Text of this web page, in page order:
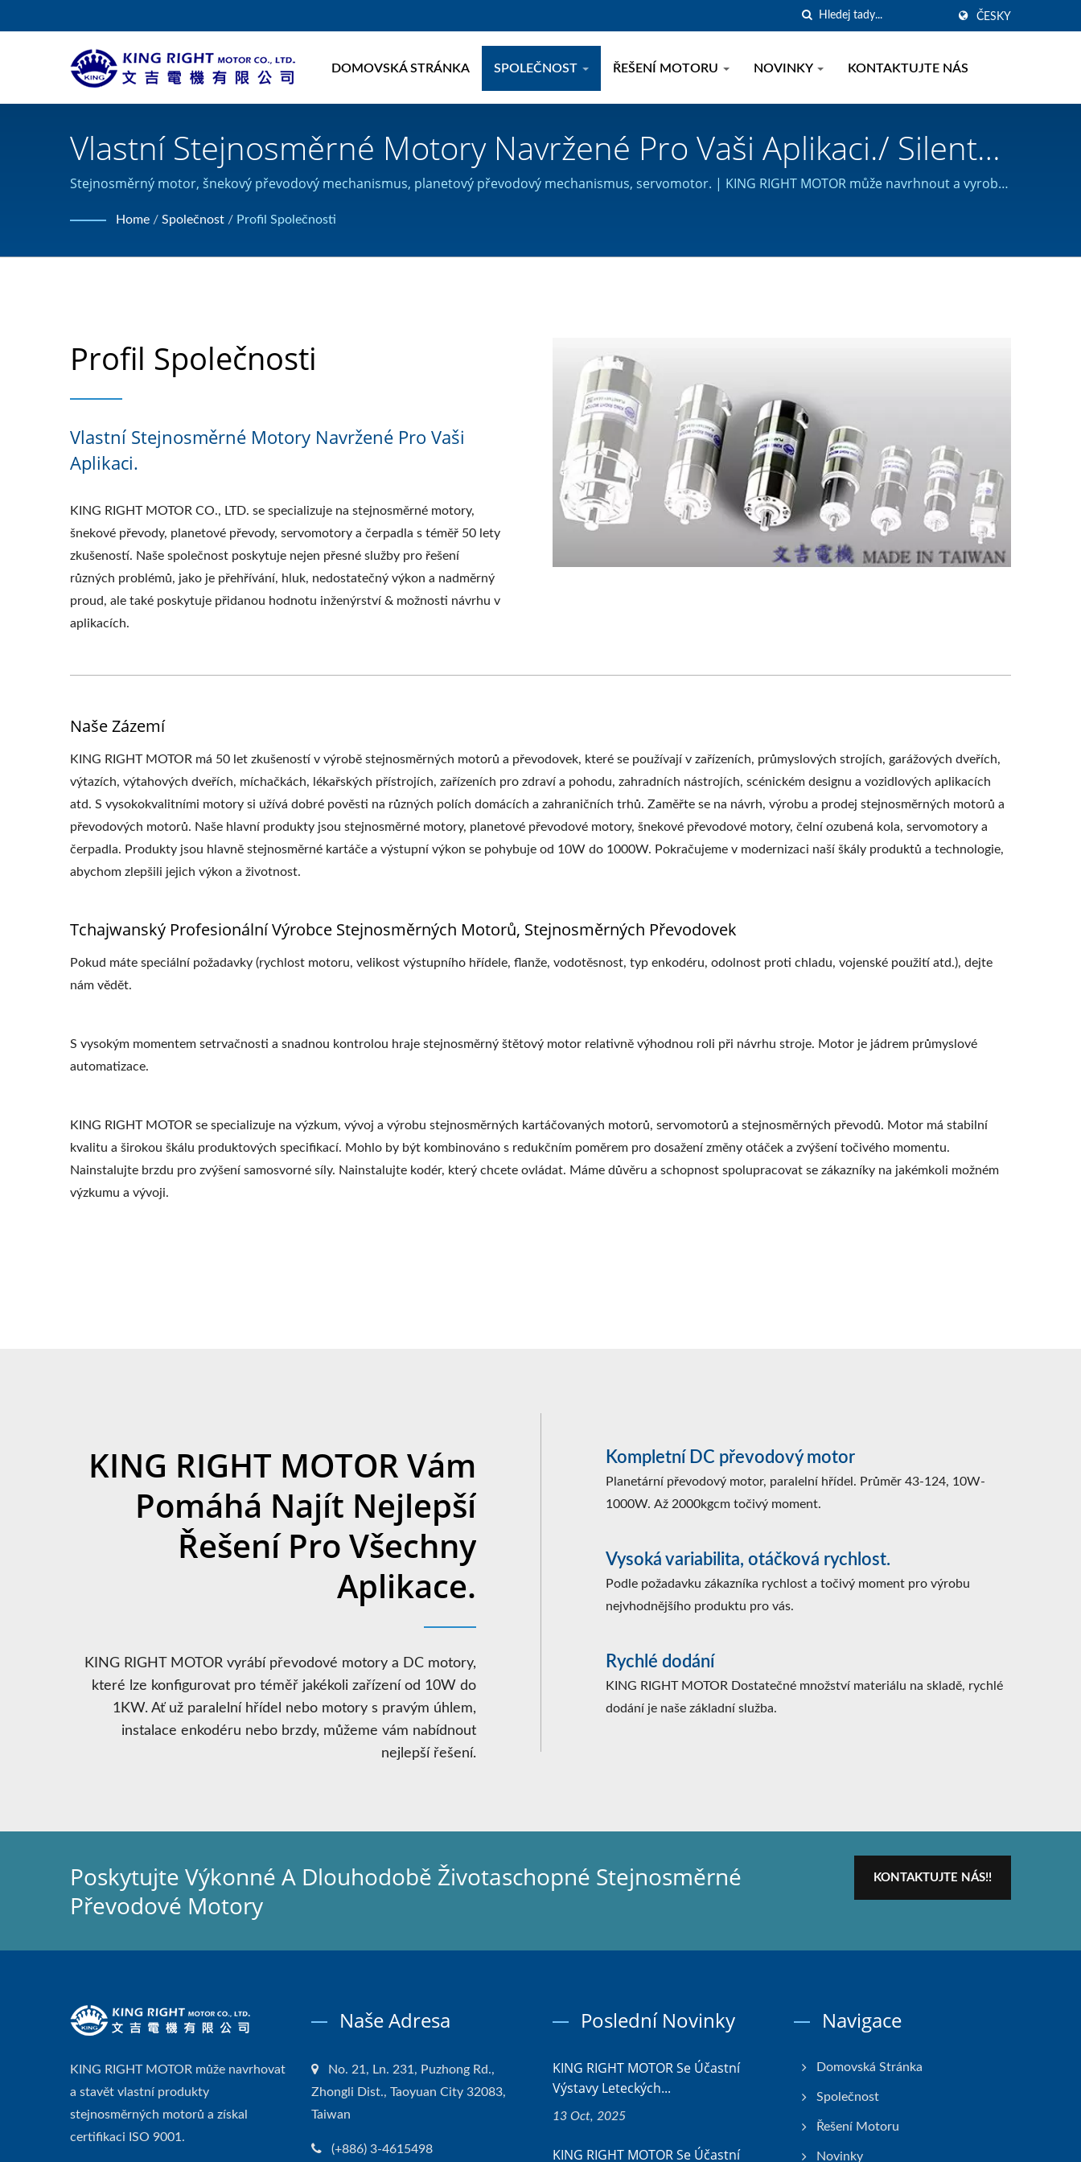
ČESKY
DOMOVSKÁ STRÁNKA SPOLEČNOST ŘEŠENÍ MOTORU NOVINKY KONTAKTUJTE NÁS
Vlastní Stejnosměrné Motory Navržené Pro Vaši Aplikaci./ Silent
Gear & Worm Gear - Výrobce Převodových Motorů | KING RIGHT
MOTOR
Stejnosměrný motor, šnekový převodový mechanismus, planetový převodový mechanismus, servomotor. | KING RIGHT MOTOR může navrhnout a vyrobit
Home / Společnost / Profil Společnosti
Profil Společnosti
Vlastní Stejnosměrné Motory Navržené Pro Vaši
Aplikaci.
KING RIGHT MOTOR CO., LTD. se specializuje na stejnosměrné motory,
šnekové převody, planetové převody, servomotory a čerpadla s téměř 50 lety
zkušeností. Naše společnost poskytuje nejen přesné služby pro řešení
různých problémů, jako je přehřívání, hluk, nedostatečný výkon a nadměrný
proud, ale také poskytuje přidanou hodnotu inženýrství & možnosti návrhu v
aplikacích.
Naše Zázemí
KING RIGHT MOTOR má 50 let zkušeností v výrobě stejnosměrných motorů a převodovek, které se používají v zařízeních, průmyslových strojích, garážových dveřích,
výtazích, výtahových dveřích, míchačkách, lékařských přístrojích, zařízeních pro zdraví a pohodu, zahradních nástrojích, scénickém designu a vozidlových aplikacích
atd. S vysokokvalitními motory si užívá dobré pověsti na různých polích domácích a zahraničních trhů. Zaměřte se na návrh, výrobu a prodej stejnosměrných motorů a
převodových motorů. Naše hlavní produkty jsou stejnosměrné motory, planetové převodové motory, šnekové převodové motory, čelní ozubená kola, servomotory a
čerpadla. Produkty jsou hlavně stejnosměrné kartáče a výstupní výkon se pohybuje od 10W do 1000W. Pokračujeme v modernizaci naší škály produktů a technologie,
abychom zlepšili jejich výkon a životnost.
Tchajwanský Profesionální Výrobce Stejnosměrných Motorů, Stejnosměrných Převodovek
Pokud máte speciální požadavky (rychlost motoru, velikost výstupního hřídele, flanže, vodotěsnost, typ enkodéru, odolnost proti chladu, vojenské použití atd.), dejte
nám vědět.
S vysokým momentem setrvačnosti a snadnou kontrolou hraje stejnosměrný štětový motor relativně výhodnou roli při návrhu stroje. Motor je jádrem průmyslové
automatizace.
KING RIGHT MOTOR se specializuje na výzkum, vývoj a výrobu stejnosměrných kartáčovaných motorů, servomotorů a stejnosměrných převodů. Motor má stabilní
kvalitu a širokou škálu produktových specifikací. Mohlo by být kombinováno s redukčním poměrem pro dosažení změny otáček a zvýšení točivého momentu.
Nainstalujte brzdu pro zvýšení samosvorné síly. Nainstalujte kodér, který chcete ovládat. Máme důvěru a schopnost spolupracovat se zákazníky na jakémkoli možném
výzkumu a vývoji.
KING RIGHT MOTOR Vám
Pomáhá Najít Nejlepší
Řešení Pro Všechny
Aplikace.
KING RIGHT MOTOR vyrábí převodové motory a DC motory,
které lze konfigurovat pro téměř jakékoli zařízení od 10W do
1KW. Ať už paralelní hřídel nebo motory s pravým úhlem,
instalace enkodéru nebo brzdy, můžeme vám nabídnout
nejlepší řešení.
Kompletní DC převodový motor
Planetární převodový motor, paralelní hřídel. Průměr 43-124, 10W-
1000W. Až 2000kgcm točivý moment.
Vysoká variabilita, otáčková rychlost.
Podle požadavku zákazníka rychlost a točivý moment pro výrobu
nejvhodnějšího produktu pro vás.
Rychlé dodání
KING RIGHT MOTOR Dostatečné množství materiálu na skladě, rychlé
dodání je naše základní služba.
Poskytujte Výkonné A Dlouhodobě Životaschopné Stejnosměrné
Převodové Motory
KONTAKTUJTE NÁS!!
KING RIGHT MOTOR může navrhovat
a stavět vlastní produkty
stejnosměrných motorů a získal
certifikaci ISO 9001.
Naše Adresa
No. 21, Ln. 231, Puzhong Rd.,
Zhongli Dist., Taoyuan City 32083,
Taiwan
(+886) 3-4615498
Poslední Novinky
KING RIGHT MOTOR Se Účastní
Výstavy Leteckých...
13 Oct, 2025
KING RIGHT MOTOR Se Účastní
Navigace
Domovská Stránka
Společnost
Řešení Motoru
Novinky